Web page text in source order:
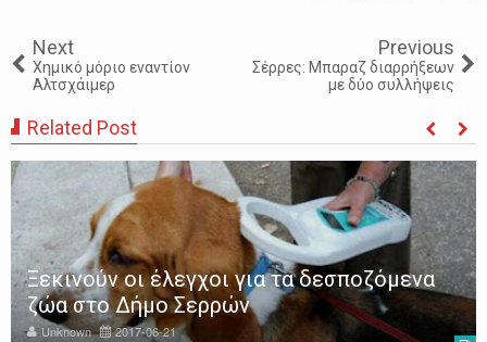
Next
Χημικό μόριο εναντίον
Αλτσχάιμερ
Previous
Σέρρες: Μπαραζ διαρρήξεων
με δύο συλλήψεις
Related Post
Ξεκινούν οι έλεγχοι για τα δεσποζόμενα
ζώα στο Δήμο Σερρών
Unknown 2017-06-21